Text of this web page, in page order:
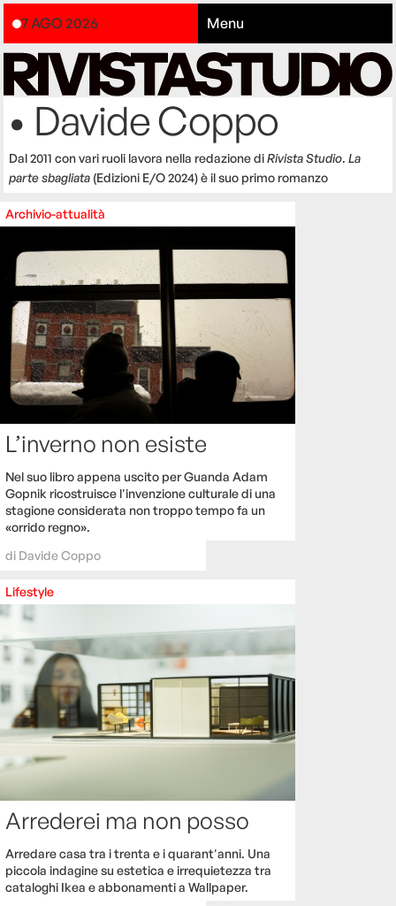
7 AGO 2026 Menu
• Davide Coppo
Dal 2011 con vari ruoli lavora nella redazione diRivista Studio.La
parte sbagliata (Edizioni E/O 2024) è il suo primo romanzo
Archivio-attualità
L’inverno non esiste
Nel suo libro appena uscito per Guanda Adam
Gopnik ricostruisce l'invenzione culturale di una
stagione considerata non troppo tempo fa un
«orrido regno».
di Davide Coppo
Lifestyle
Arrederei ma non posso
Arredare casa tra i trenta e i quarant'anni. Una
piccola indagine su estetica e irrequietezza tra
cataloghi Ikea e abbonamenti a Wallpaper.